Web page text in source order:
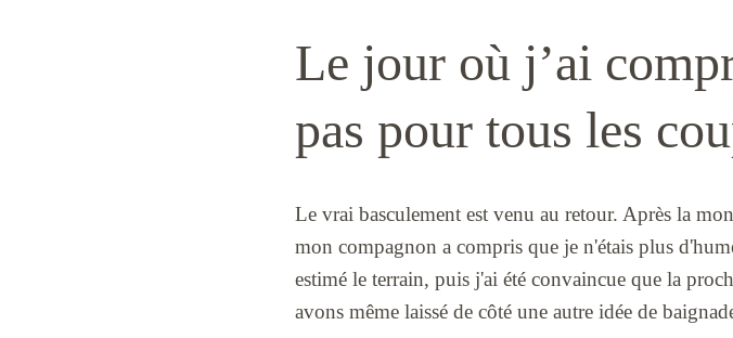
Le jour où j’ai
pas pour tous les
Le vrai basculement est venu au retour. Après la
mon compagnon a compris que je n'étais plus
estimé le terrain, puis j'ai été convaincue que la
avons même laissé de côté une autre idée de